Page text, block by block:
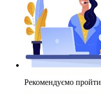
Рекомендуємо пройти